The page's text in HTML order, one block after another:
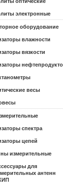
электронные
оборудование
влажности
вязкости
весы
спектра
цепей
измерительные
для
антенн